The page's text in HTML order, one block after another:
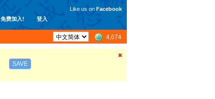
免费加入! 登入
Like us on Facebook
4,674
SAVE